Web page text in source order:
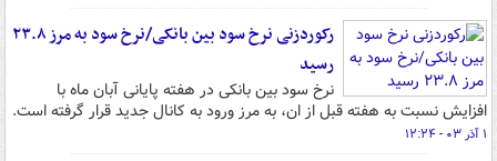
رکوردزنی نرخ سود بین بانکی/نرخ سود به مرز ۲۳.۸
رسید
نرخ سود بین بانکی در هفته پایانی آبان ماه با
افزایش نسبت به هفته قبل از ان، به مرز ورود به کانال جدید قرار گرفته است.
۱ آذر ۰۳ - ۱۲:۲۴